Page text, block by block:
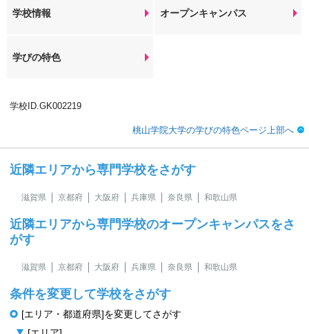
学校情報 オープンキャンパス
学びの特色
学校ID.GK002219
桃山学院大学の学びの特色ページ上部へ
近隣エリアから専門学校をさがす
滋賀県 京都府 大阪府 兵庫県 奈良県 和歌山県
近隣エリアから専門学校のオープンキャンパスをさ
がす
滋賀県 京都府 大阪府 兵庫県 奈良県 和歌山県
条件を変更して学校をさがす
[エリア・都道府県]を変更してさがす